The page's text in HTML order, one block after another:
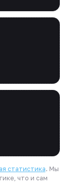
статистика. Мы
что и сам